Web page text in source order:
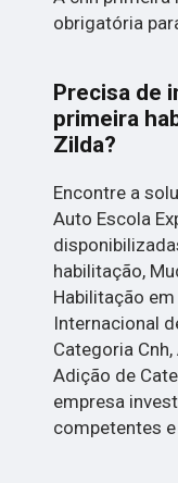
obrigatória
Precisa de
primeira
Zilda?
Encontre a
Auto Escola
habilitação,
Habilitação
Internacional
Categoria
Adição de
empresa
competentes